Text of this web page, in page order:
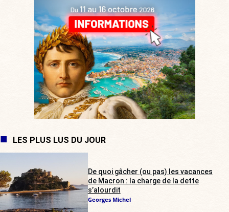
LES PLUS LUS DU JOUR
De quoi gâcher (ou pas) les vacances
de Macron : la charge de la dette
s’alourdit
Georges Michel